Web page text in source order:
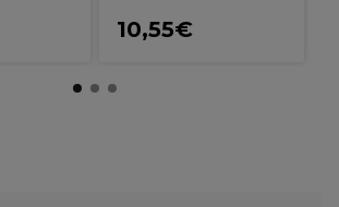
10,55€